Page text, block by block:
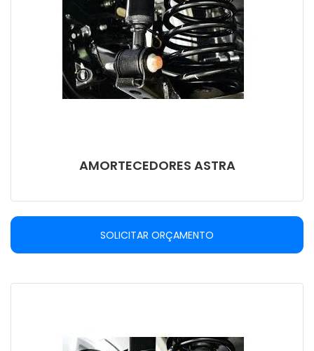
AMORTECEDORES ASTRA
SOLICITAR ORÇAMENTO